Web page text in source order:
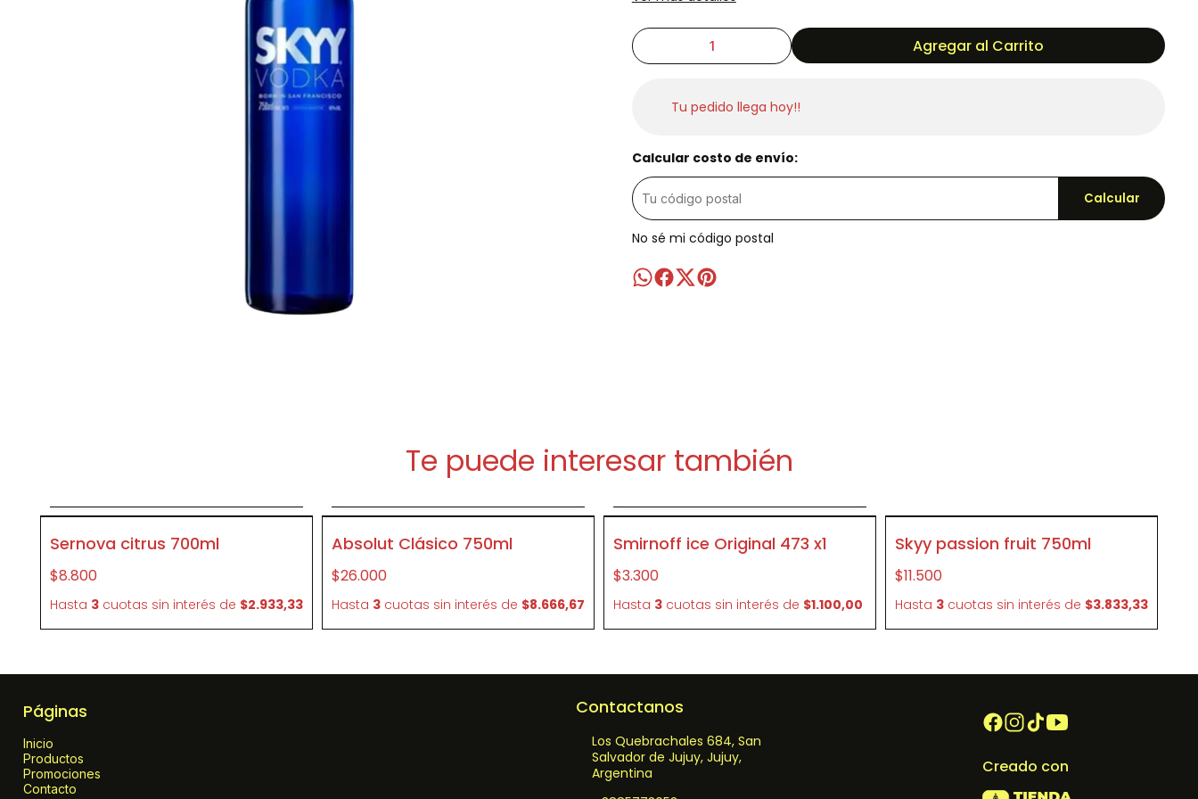
Agregar al Carrito
Tu pedido llega hoy!!
Calcular costo de envío:
Calcular
No sé mi código postal
Te puede interesar también
Sernova citrus 700ml
$8.800
Hasta 3 cuotas sin interés de $2.933,33
P242
Absolut Clásico 750ml
$26.000
Hasta 3 cuotas sin interés de $8.666,67
P077
Smirnoff ice Original 473 x1
$3.300
Hasta 3 cuotas sin interés de $1.100,00
SIN STOCK
P267
Skyy passion fruit 750ml
$11.500
Hasta 3 cuotas sin interés de $3.833,33
Páginas
Inicio
Productos
Promociones
Contacto
Contactanos
Los Quebrachales 684, San
Salvador de Jujuy, Jujuy,
Argentina
Creado con